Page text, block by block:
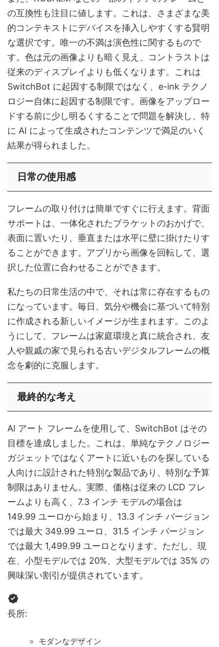
の互換性も注目に値します。これは、さまざまな美
的コンテキストにデバイスを挿入しやすくする賢明
な選択です。唯一の不満は演色性に関するもので
す。色は元の画像よりも暗く見え、コントラストは
従来のディスプレイよりも低くなります。これは
SwitchBot に起因する制限ではなく、e-ink テクノ
ロジー自体に起因する制限です。画像をアップロー
ドする前に少し明るくすることで問題を解決し、特
に AI によって生成されたコンテンツで満足のいく
結果が得られました。
日常の使用感
フレームの取り付けは簡​​単ですぐに行えます。背面
サポートは、一体化されたブラケットのおかげで、
表面に置いたり、垂直または水平に壁に掛けたりす
ることができます。アプリから画像を回転して、選
択した位置に合わせることができます。
私たちの日常生活の中で、それは常に存在するもの
になっています。毎日、気分や機会に基づいて特別
に作成される新しいイメージが生まれます。このよ
うにして、フレームは家庭環境と真に統合され、友
人や親戚の家で見られる古いデジタルフレームの概
念を劇的に克服します。
最終的な考え
AI アート フレームを使用して、SwitchBot はその
目標を達成しました。これは、単純なテクノロジー
ガジェットではなくアートに近いものを探している
人向けに設計された特別な製品であり、特別な予算
制限はありません。実際、価格は従来の LCD フレ
ームよりも高く、7.3 インチ モデルの場合は
149.99 ユーロから始まり、13.3 インチ バージョン
では最大 349.99 ユーロ、31.5 インチ バージョン
では最大 1,499.99 ユーロとなります。ただし、現
在、小型モデルでは 20%、大型モデルでは 35% の
興味深い割引が提供されています。
長所:
モダンなデザイン